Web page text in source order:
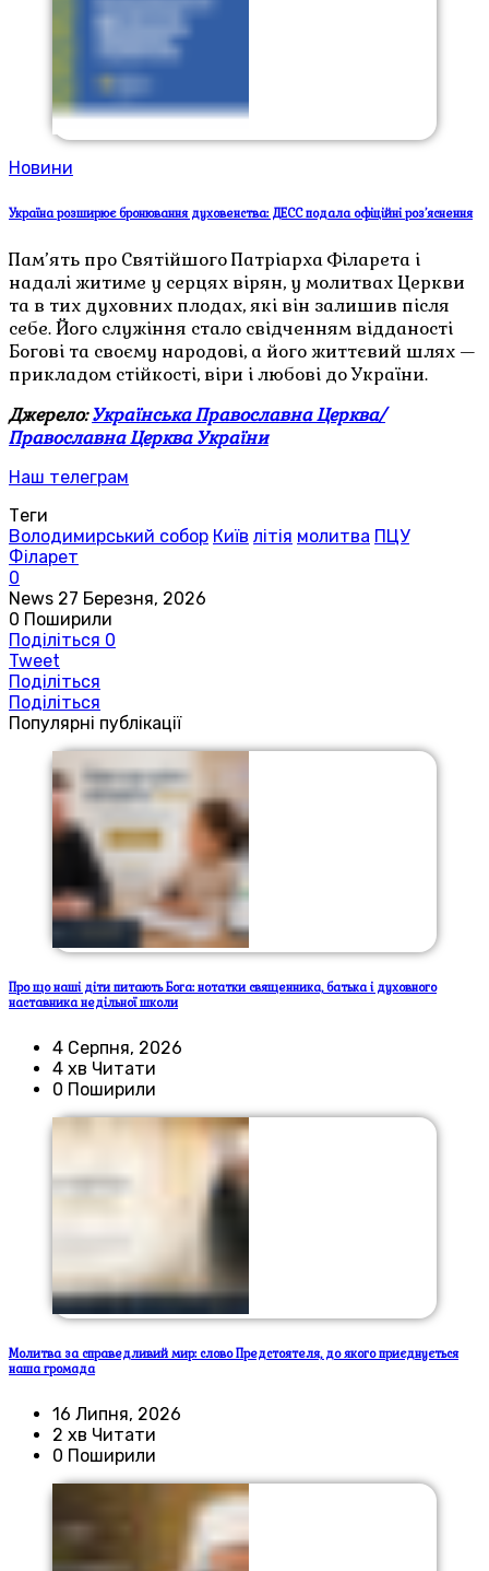
Новини
Україна розширює бронювання духовенства: ДЕСС подала офіційні роз’яснення
Пам’ять про Святійшого Патріарха Філарета і
надалі житиме у серцях вірян, у молитвах Церкви
та в тих духовних плодах, які він залишив після
себе. Його служіння стало свідченням відданості
Богові та своєму народові, а його життєвий шлях —
прикладом стійкості, віри і любові до України.
Джерело:Українська Православна Церква/
Православна Церква України
Наш телеграм
Теги
Володимирський собор Київ літія молитва ПЦУ
Філарет
0
News 27 Березня, 2026
0 Поширили
Поділіться 0
Tweet
Поділіться
Поділіться
Популярні публікації
Про що наші діти питають Бога: нотатки священника, батька і духовного
наставника недільної школи
4 Серпня, 2026
4 хв Читати
0 Поширили
Молитва за справедливий мир: слово Предстоятеля, до якого приєднується
наша громада
16 Липня, 2026
2 хв Читати
0 Поширили